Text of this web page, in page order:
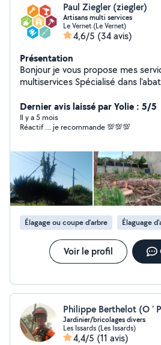
Paul Ziegler (ziegler)
Artisans multi services
Le Vernet (Le Vernet)
4,6/5 (34 avis)
Présentation
Bonjour je vous propose mes services
multiservices Spécialisé dans l'abattage et l'élagage
plus de renseignements n'hésitez
Dernier avis laissé par Yolie : 5/5
Il y a 5 mois
Réactif … je recommande 💯💯💯
Élagage ou coupe d'arbre Élaguage
Voir le profil
Jardinier/bricolages divers
Les Issards (Les Issards)
4,4/5 (11 avis)